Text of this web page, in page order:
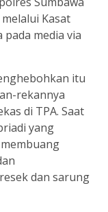
melalui Kasat
pada media via
itu
rekannya
di TPA. Saat
yang
dan sarung